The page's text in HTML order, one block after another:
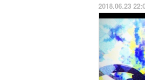
2018.06.23